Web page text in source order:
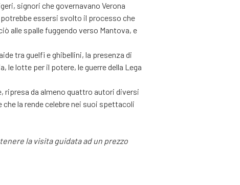
signori che governavano Verona
essersi svolto il processo che
alle spalle fuggendo verso Mantova, e
tra guelfi e ghibellini, la presenza di
le lotte per il potere, le guerre della Lega
ripresa da almeno quattro autori diversi
la rende celebre nei suoi spettacoli
la visita guidata ad un prezzo